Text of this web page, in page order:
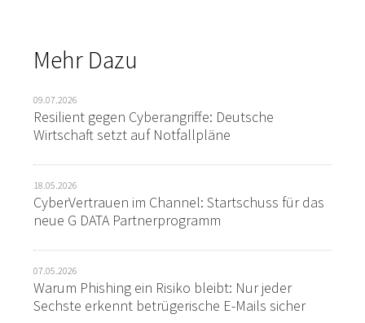
Mehr Dazu
09.07.2026
Resilient gegen Cyberangriffe: Deutsche
Wirtschaft setzt auf Notfallpläne
18.05.2026
CyberVertrauen im Channel: Startschuss für das
neue G DATA Partnerprogramm
07.05.2026
Warum Phishing ein Risiko bleibt: Nur jeder
Sechste erkennt betrügerische E-Mails sicher